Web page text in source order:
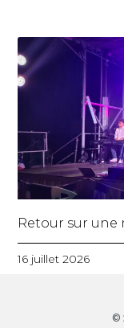
Retour sur une
16 juillet 2026
©